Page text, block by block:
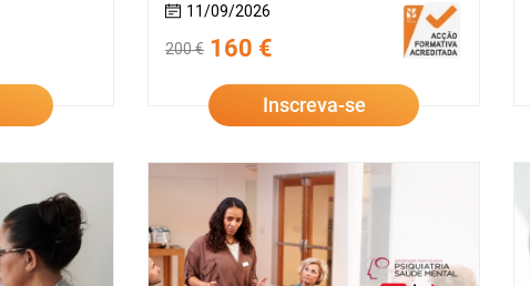
11/09/2026
200 € 160 €
Inscreva-se